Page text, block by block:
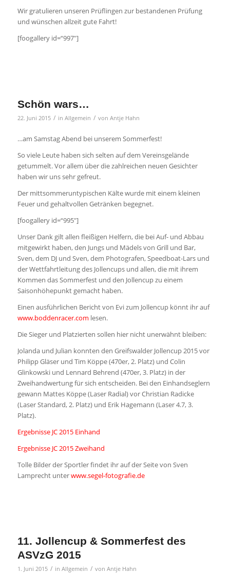
Wir gratulieren unseren Prüflingen zur bestandenen Prüfung
und wünschen allzeit gute Fahrt!
[foogallery id=“997″]
Schön wars…
22. Juni 2015 / in Allgemein / von Antje Hahn
…am Samstag Abend bei unserem Sommerfest!
So viele Leute haben sich selten auf dem Vereinsgelände
getummelt. Vor allem über die zahlreichen neuen Gesichter
haben wir uns sehr gefreut.
Der mittsommeruntypischen Kälte wurde mit einem kleinen
Feuer und gehaltvollen Getränken begegnet.
[foogallery id=“995″]
Unser Dank gilt allen fleißigen Helfern, die bei Auf- und Abbau
mitgewirkt haben, den Jungs und Mädels von Grill und Bar,
Sven, dem DJ und Sven, dem Photografen, Speedboat-Lars und
der Wettfahrtleitung des Jollencups und allen, die mit ihrem
Kommen das Sommerfest und den Jollencup zu einem
Saisonhöhepunkt gemacht haben.
Einen ausführlichen Bericht von Evi zum Jollencup könnt ihr auf
www.boddenracer.com lesen.
Die Sieger und Platzierten sollen hier nicht unerwähnt bleiben:
Jolanda und Julian konnten den Greifswalder Jollencup 2015 vor
Philipp Gläser und Tim Köppe (470er, 2. Platz) und Colin
Glinkowski und Lennard Behrend (470er, 3. Platz) in der
Zweihandwertung für sich entscheiden. Bei den Einhandseglern
gewann Mattes Köppe (Laser Radial) vor Christian Radicke
(Laser Standard, 2. Platz) und Erik Hagemann (Laser 4.7, 3.
Platz).
Ergebnisse JC 2015 Einhand
Ergebnisse JC 2015 Zweihand
Tolle Bilder der Sportler findet ihr auf der Seite von Sven
Lamprecht unterwww.segel-fotografie.de
11. Jollencup & Sommerfest des
ASVzG 2015
1. Juni 2015 / in Allgemein / von Antje Hahn